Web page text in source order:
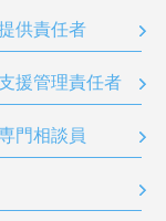
供責任者
援管理責任者
門相談員